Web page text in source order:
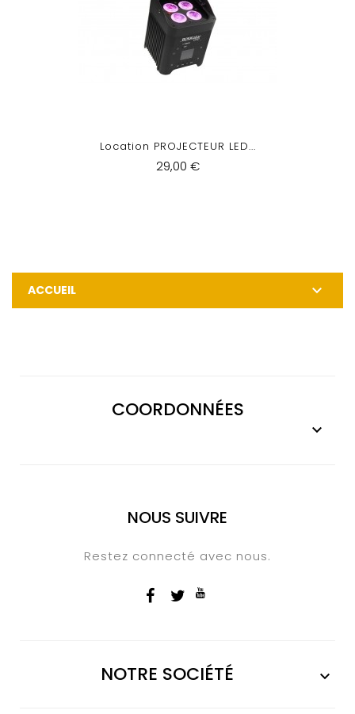
Location PROJECTEUR LED...
29,00 €
ACCUEIL 
COORDONNÉES

NOUS SUIVRE
Restez connecté avec nous.
NOTRE SOCIÉTÉ 